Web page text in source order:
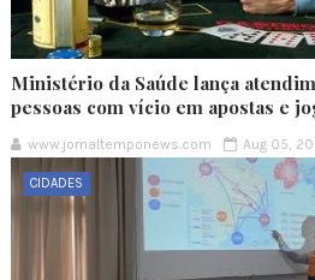
Ministério da Saúde lança
pessoas com vício em apostas e
www.jornaltemponews.com Aug 05,
CIDADES